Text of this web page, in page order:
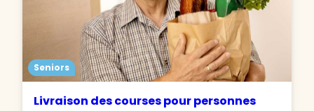
Seniors
Livraison des courses pour personnes